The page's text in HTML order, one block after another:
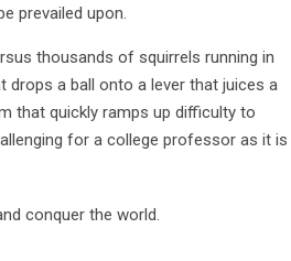
prevailed upon.
thousands of squirrels running in
a ball onto a lever that juices a
that quickly ramps up difficulty to
for a college professor as it is
conquer the world.